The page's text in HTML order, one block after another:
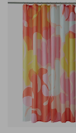
til